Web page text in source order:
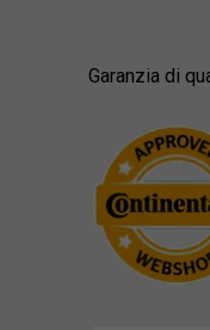
Garanzia di